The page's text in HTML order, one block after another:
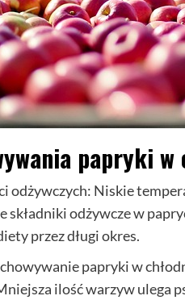
papryki w
odżywczych: Niskie
składniki odżywcze w
przez długi okres.
papryki w
ilość warzyw ulega